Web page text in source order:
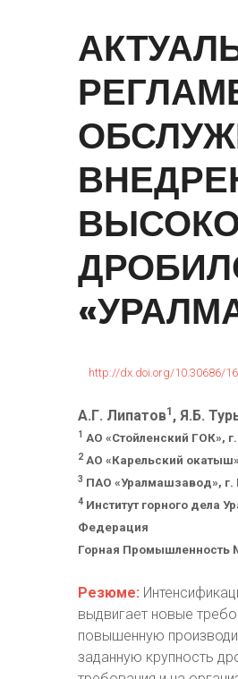
http://dx.doi.org/10.30686/
А.Г. Липатов1 , Я.Б.
1 АО «Стойленский ГОК»,
2 АО «Карельский
3 ПАО «Уралмашзавод», г.
4 Институт горного дела
Федерация
Горная Промышленность
Резюме:
выдвигает новые
повышенную
заданную крупность